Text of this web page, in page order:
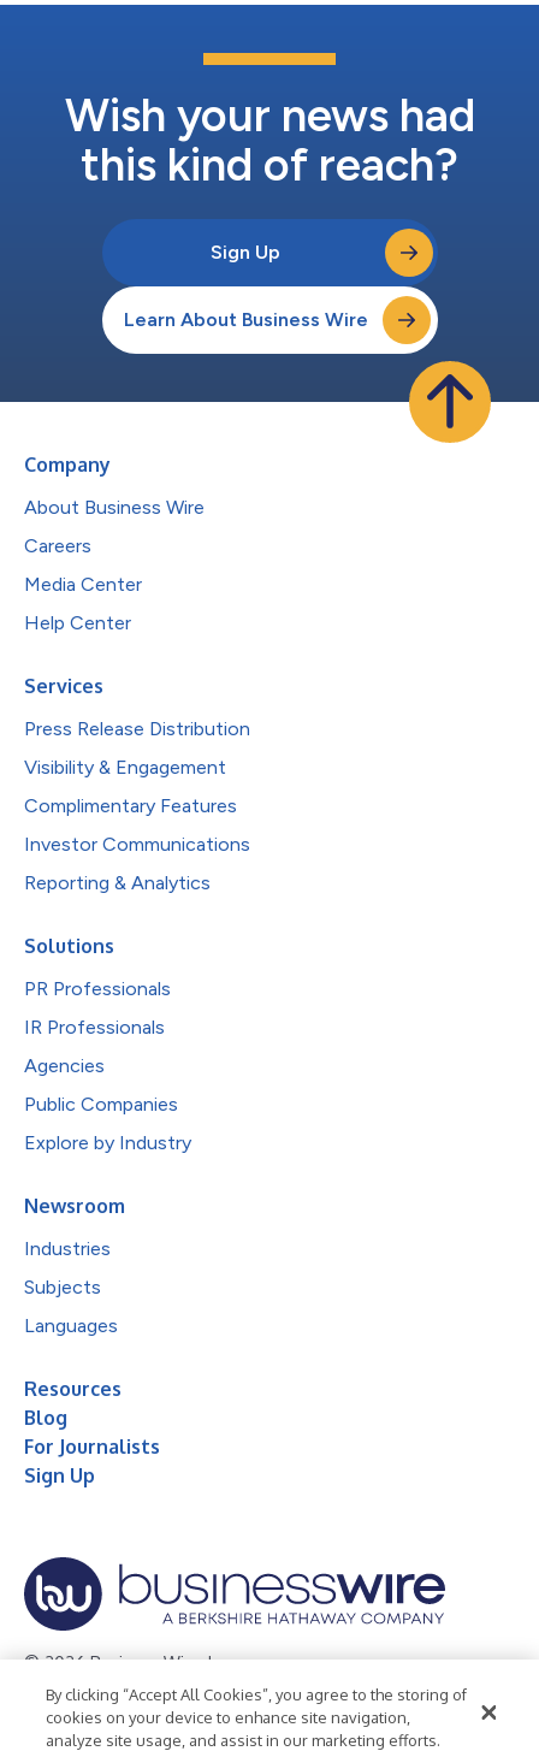
Wish your news had
this kind of reach?
Sign Up
Learn About Business Wire
Company
About Business Wire
Careers
Media Center
Help Center
Services
Press Release Distribution
Visibility & Engagement
Complimentary Features
Investor Communications
Reporting & Analytics
Solutions
PR Professionals
IR Professionals
Agencies
Public Companies
Explore by Industry
Newsroom
Industries
Subjects
Languages
Resources
Blog
For Journalists
Sign Up
© 2026 Business Wire, Inc.
Privacy Policy Cookie Policy
Accessibility Statement
Terms of Use
Legal
By clicking “Accept All Cookies”, you agree to the storing of
cookies on your device to enhance site navigation,
analyze site usage, and assist in our marketing efforts.